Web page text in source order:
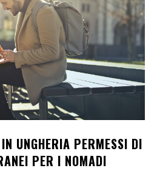
UNGHERIA PERMESSI DI
PER I NOMADI